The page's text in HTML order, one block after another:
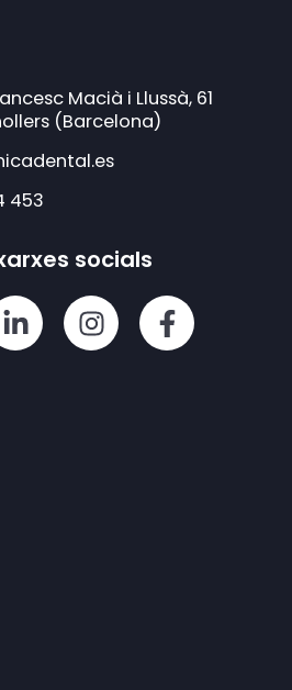
Macià i Llussà, 61
(Barcelona)
453
socials
L
i
n
I
n
s
F
a
c